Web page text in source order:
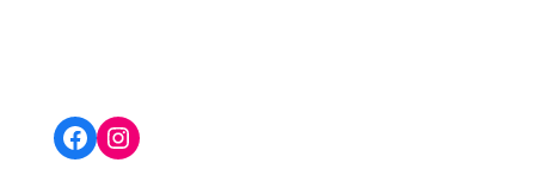
Facebook
Instagram